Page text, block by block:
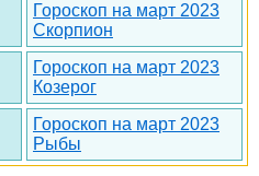
Гороскоп на март 2023
Скорпион
Гороскоп на март 2023
Козерог
Гороскоп на март 2023
Рыбы